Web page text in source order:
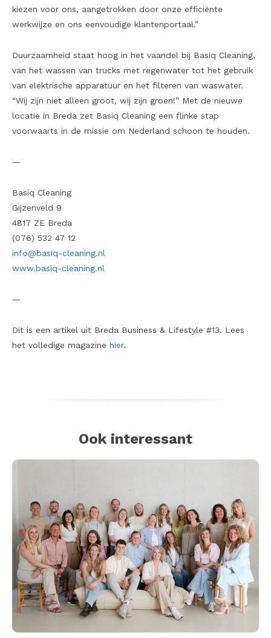
kiezen voor ons, aangetrokken door onze efficiënte
werkwijze en ons eenvoudige klantenportaal.”
Duurzaamheid staat hoog in het vaandel bij Basiq Cleaning,
van het wassen van trucks met regenwater tot het gebruik
van elektrische apparatuur en het filteren van waswater.
“Wij zijn niet alleen groot, wij zijn groen!” Met de nieuwe
locatie in Breda zet Basiq Cleaning een flinke stap
voorwaarts in de missie om Nederland schoon te houden.
—
Basiq Cleaning
Gijzenveld 9
4817 ZE Breda
(076) 532 47 12
info@basiq-cleaning.nl
www.basiq-cleaning.nl
—
Dit is een artikel uit Breda Business & Lifestyle #13. Lees
het volledige magazine hier.
Ook interessant